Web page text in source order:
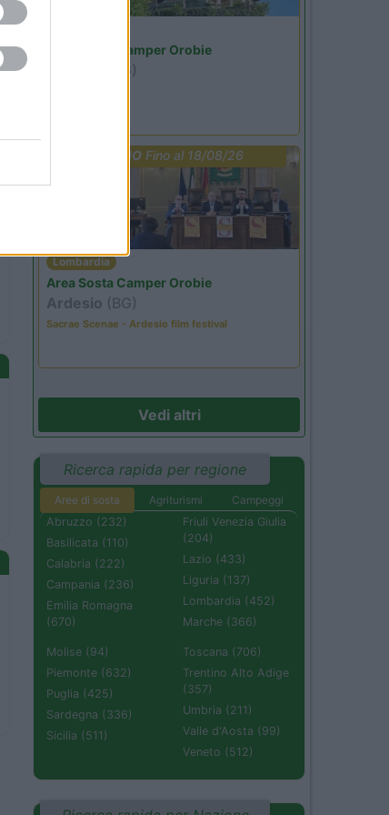
Area Sosta Camper Orobie
(BG)
PROMO Fino al 18/08/26
Lombardia
Area Sosta Camper Orobie
Ardesio (BG)
Sacrae Scenae - Ardesio film festival
Vedi altri
Ricerca rapida per regione
Aree di sosta Agriturismi
Campeggi
Abruzzo (232)
Basilicata (110)
Calabria (222)
Campania (236)
Emilia Romagna
(670)
Friuli Venezia Giulia
(204)
Lazio (433)
Liguria (137)
Lombardia (452)
Marche (366)
Molise (94)
Piemonte (632)
Puglia (425)
Sardegna (336)
Sicilia (511)
Toscana (706)
Trentino Alto Adige
(357)
Umbria (211)
Valle d'Aosta (99)
Veneto (512)